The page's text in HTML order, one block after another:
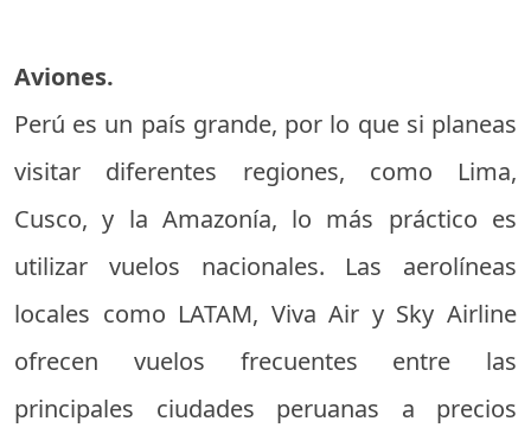
Aviones.
Perú es un país grande, por lo que si planeas
visitar diferentes regiones, como Lima,
Cusco, y la Amazonía, lo más práctico es
utilizar vuelos nacionales. Las aerolíneas
locales como LATAM, Viva Air y Sky Airline
ofrecen vuelos frecuentes entre las
principales ciudades peruanas a precios